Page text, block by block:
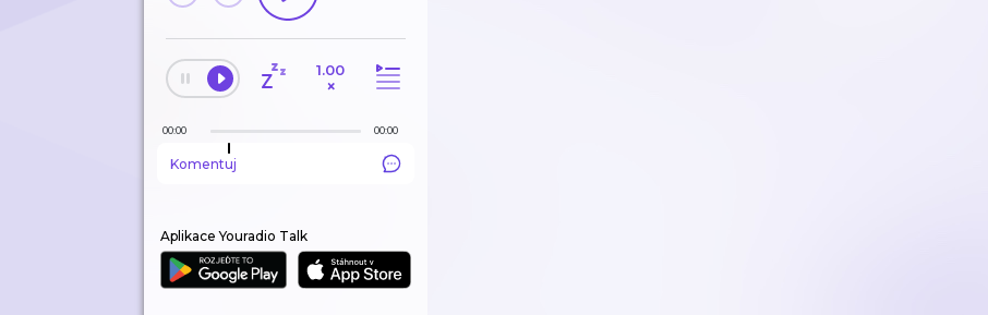
1.00
×
00:00 00:00
Komentuj
Aplikace Youradio Talk